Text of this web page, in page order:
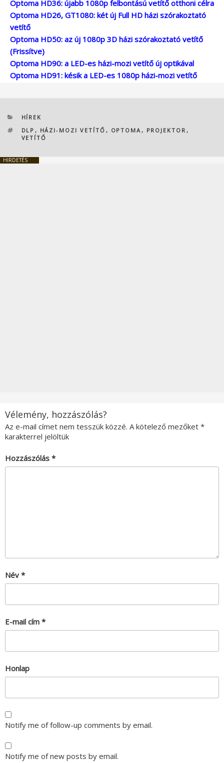
Optoma HD36: újabb 1080p felbontású vetítő otthoni célra
Optoma HD26, GT1080: két új Full HD házi szórakoztató
vetítő
Optoma HD50: az új 1080p 3D házi szórakoztató vetítő
(Frissítve)
Optoma HD90: a LED-es házi-mozi vetítő új optikával
Optoma HD91: késik a LED-es 1080p házi-mozi vetítő
KATEGÓRIÁK
HÍREK
CÍMKÉK
DLP , HÁZI-MOZI VETÍTŐ , OPTOMA , PROJEKTOR ,
VETÍTŐ
HIRDETÉS
Vélemény, hozzászólás?
Az e-mail címet nem tesszük közzé. A kötelező mezőket *
karakterrel jelöltük
Hozzászólás *
Név *
E-mail cím *
Honlap
Notify me of follow-up comments by email.
Notify me of new posts by email.